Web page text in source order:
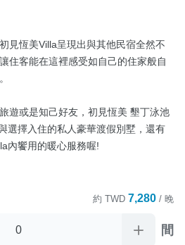
見恆美Villa呈現出與其他民宿全然不
住客能在這裡感受如自己的住家般自
遊或是知己好友，初見恆美 墾丁泳池
選擇入住的私人豪華渡假別墅，還有
內饗用的暖心服務喔!
約 TWD 7,280 / 晚
間